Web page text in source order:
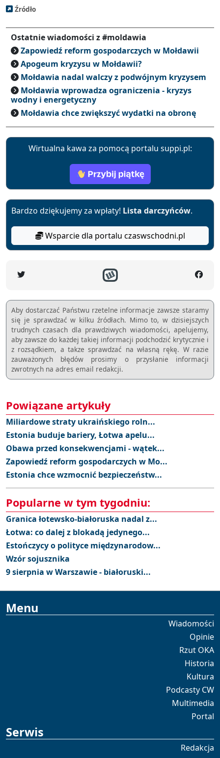
Źródło
Ostatnie wiadomości z #moldawia
Zapowiedź reform gospodarczych w Mołdawii
Apogeum kryzysu w Mołdawii?
Mołdawia nadal walczy z podwójnym kryzysem
Mołdawia wprowadza ograniczenia - kryzys
wodny i energetyczny
Mołdawia chce zwiększyć wydatki na obronę
Wirtualna kawa za pomocą portalu suppi.pl:
Bardzo dziękujemy za wpłaty! Lista darczyńców.
Wsparcie dla portalu czaswschodni.pl
Aby dostarczać Państwu rzetelne informacje zawsze staramy
się je sprawdzać w kilku źródłach. Mimo to, w dzisiejszych
trudnych czasach dla prawdziwych wiadomości, apelujemy,
aby zawsze do każdej takiej informacji podchodzić krytycznie i
z rozsądkiem, a takze sprawdzać na własną rękę. W razie
zauważonych błędów prosimy o przysłanie informacji
zwrotnych na adres email redakcji.
Powiązane artykuły
Miliardowe straty ukraińskiego roln...
Estonia buduje bariery, Łotwa apelu...
Obawa przed konsekwencjami - wątek...
Zapowiedź reform gospodarczych w Mo...
Estonia chce wzmocnić bezpieczeństw...
Popularne w tym tygodniu:
Granica łotewsko-białoruska nadal z...
Łotwa: co dalej z blokadą jedynego...
Estończycy o polityce międzynarodow...
Wzór sojusznika
9 sierpnia w Warszawie - białoruski...
Menu
Wiadomości
Opinie
Rzut OKA
Historia
Kultura
Podcasty CW
Multimedia
Portal
Serwis
Redakcja